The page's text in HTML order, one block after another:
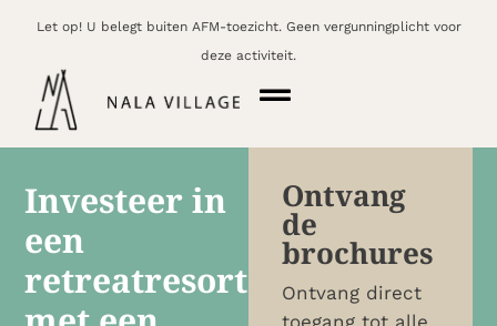
Let op! U belegt buiten AFM-toezicht. Geen vergunningplicht voor
deze activiteit.
Investeer in
een
retreatresort
Ontvang
de
brochures
Ontvang direct
toegang tot alle